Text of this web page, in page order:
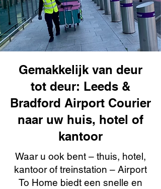
Gemakkelijk van deur
tot deur: Leeds &
Bradford Airport Courier
naar uw huis, hotel of
kantoor
Waar u ook bent – thuis, hotel,
kantoor of treinstation – Airport
To Home biedt een snelle en